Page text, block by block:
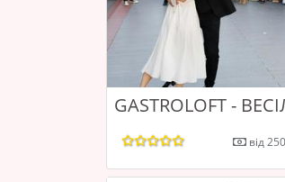
GASTROLOFT -
від